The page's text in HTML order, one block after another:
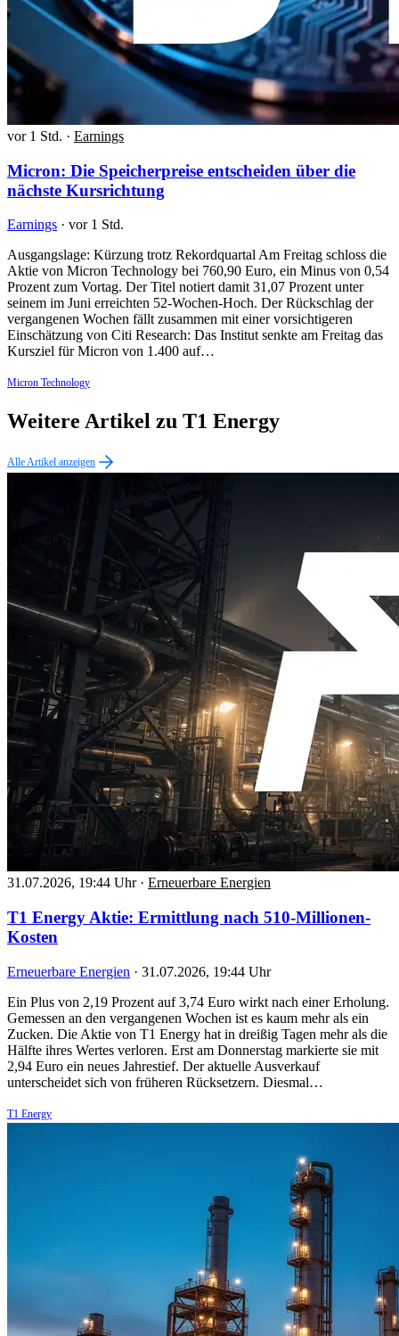
vor 1 Std. · Earnings
Micron: Die Speicherpreise entscheiden über die
nächste Kursrichtung
Earnings · vor 1 Std.
Ausgangslage: Kürzung trotz Rekordquartal Am Freitag schloss die
Aktie von Micron Technology bei 760,90 Euro, ein Minus von 0,54
Prozent zum Vortag. Der Titel notiert damit 31,07 Prozent unter
seinem im Juni erreichten 52-Wochen-Hoch. Der Rückschlag der
vergangenen Wochen fällt zusammen mit einer vorsichtigeren
Einschätzung von Citi Research: Das Institut senkte am Freitag das
Kursziel für Micron von 1.400 auf…
Micron Technology
Weitere Artikel zu T1 Energy
Alle Artikel anzeigen
31.07.2026, 19:44 Uhr · Erneuerbare Energien
T1 Energy Aktie: Ermittlung nach 510-Millionen-
Kosten
Erneuerbare Energien · 31.07.2026, 19:44 Uhr
Ein Plus von 2,19 Prozent auf 3,74 Euro wirkt nach einer Erholung.
Gemessen an den vergangenen Wochen ist es kaum mehr als ein
Zucken. Die Aktie von T1 Energy hat in dreißig Tagen mehr als die
Hälfte ihres Wertes verloren. Erst am Donnerstag markierte sie mit
2,94 Euro ein neues Jahrestief. Der aktuelle Ausverkauf
unterscheidet sich von früheren Rücksetzern. Diesmal…
T1 Energy